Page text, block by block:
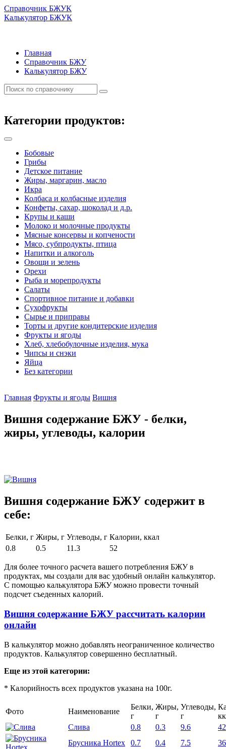
Справочник БЖУК
Калькулятор БЖУК
Главная
Справочник БЖУ
Калькулятор БЖУ
Категории продуктов:
Бобовые
Грибы
Детское питание
Жиры, маргарин, масло
Икра
Колбаса и колбасные изделия
Конфеты, сахар, шоколад и д.р.
Крупы и каши
Молоко и молочные продукты
Мясные консервы и копчености
Мясо, субпродукты, птица
Напитки и алкоголь
Овощи и зелень
Орехи
Рыба и морепродукты
Салаты
Спортивное питание и добавки
Сухофрукты
Сырье и приправы
Торты и другие кондитерские изделия
Фрукты и ягоды
Хлеб, хлебобулочные изделия, мука
Чипсы и снэки
Яйца
Без категории
Главная Фрукты и ягоды Вишня
Вишня содержание БЖУ - белки,
жиры, углеводы, калории
Вишня содержание БЖУ содержит в
себе:
Белки, г Жиры, г Углеводы, г Калории, ккал
0.8
0.5 11.3 52
Для более точного расчета вашего потребления БЖУ в
продуктах, мы создали для вас удобный онлайн калькулятор.
С помощью калькулятора БЖУ можно провести точный
подсчет съеденных калорий.
Вишня содержание БЖУ рассчитать калории
онлайн
В калькулятор можно добавлять неограниченное количество
продуктов. Калькулятор совершенно бесплатный.
Еще из этой категории:
* Калорийность всех продуктов указана на 100г.
Фото Наименование
Белки,
г
Жиры,
г
Углеводы,
г
Слива
0.8 0.3 9.6
42
Брусника Hortex
0.7 0.4 7.5
36